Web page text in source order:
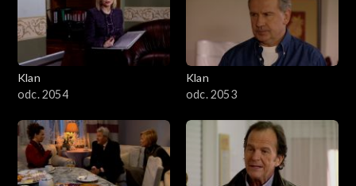
Klan
odc. 2054
Klan
odc. 2053